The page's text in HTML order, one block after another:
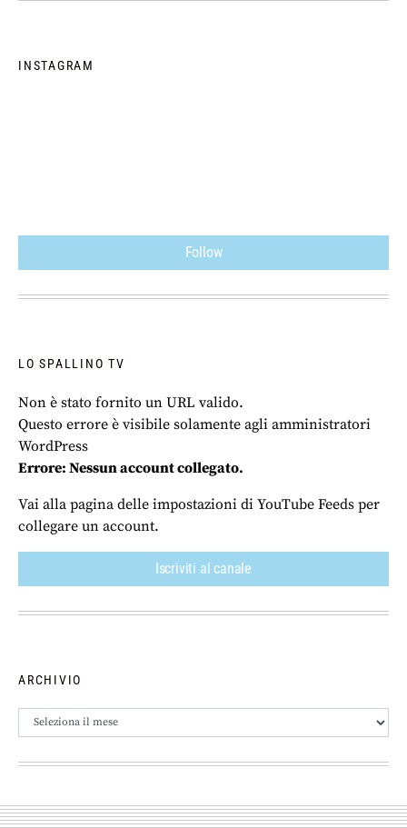
INSTAGRAM
Follow
LO SPALLINO TV
Non è stato fornito un URL valido.
Questo errore è visibile solamente agli amministratori
WordPress
Errore: Nessun account collegato.
Vai alla pagina delle impostazioni di YouTube Feeds per
collegare un account.
Iscriviti al canale
ARCHIVIO
Archivio